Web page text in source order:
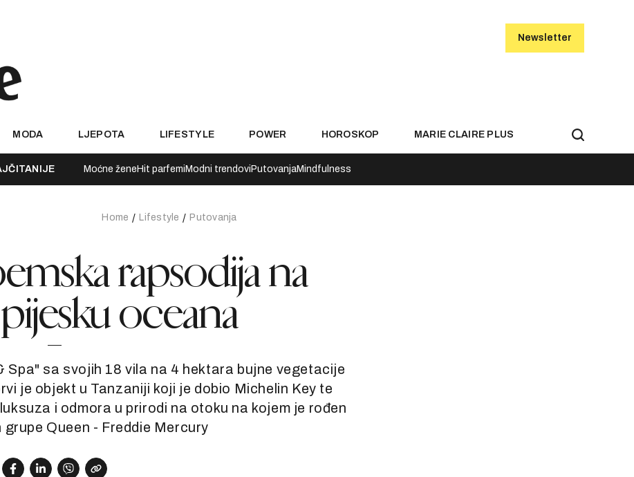
Newsletter
MODA LJEPOTA LIFESTYLE POWER HOROSKOP MARIE CLAIRE PLUS
Moćne žene Hit parfemi Modni trendovi PutovanjaMindfulness
Home Lifestyle Putovanja
rapsodija na
oceana
Spa" sa svojih 18 vila na 4 hektara bujne vegetacije
je objekt u Tanzaniji koji je dobio Michelin Key te
i odmora u prirodi na otoku na kojem je rođen
Queen - Freddie Mercury